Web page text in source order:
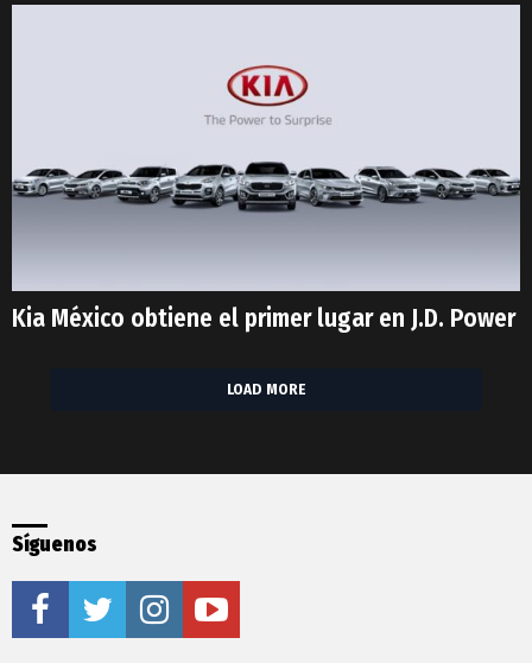
Kia México obtiene el primer lugar en J.D. Power
LOAD MORE
Síguenos
facebooktwitter instagramyoutube